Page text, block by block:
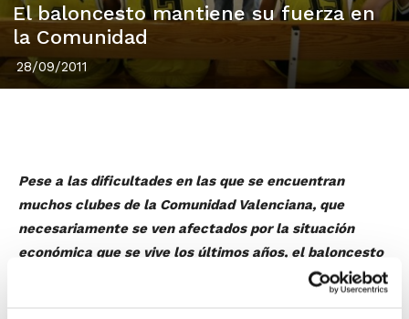
El baloncesto mantiene su fuerza en
la Comunidad
28/09/2011
Pese a las dificultades en las que se encuentran
muchos clubes de la Comunidad Valenciana, que
necesariamente se ven afectados por la situación
económica que se vive los últimos años, el baloncesto
de la Comunidad está superando todos los obstáculos
y la temporada 2011/2012 volverán a competir en la